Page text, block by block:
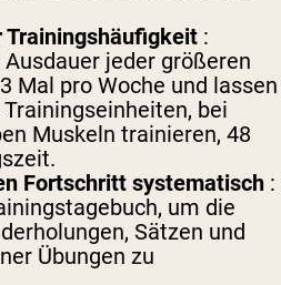
Trainingshäufigkeit :
jeder größeren
Mal pro Woche und lassen
bei
Muskeln trainieren, 48
Fortschritt systematisch :
um die
Sätzen und
Übungen zu